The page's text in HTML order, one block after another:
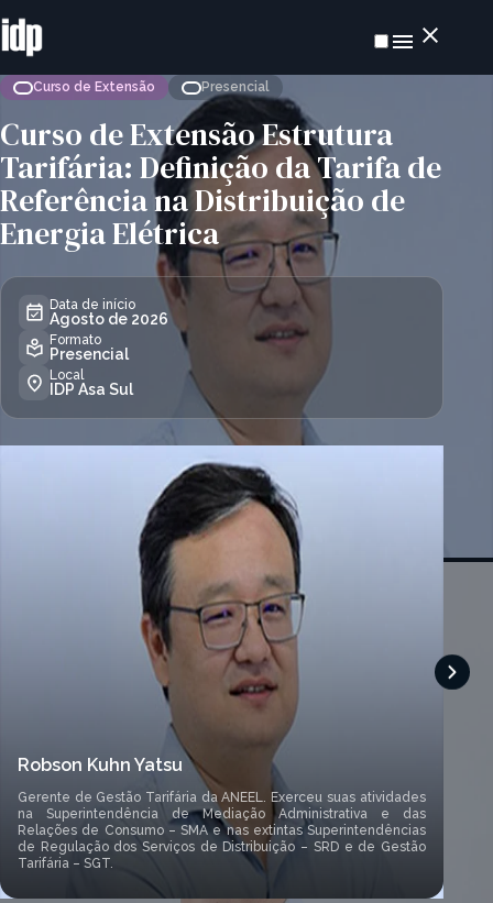
Curso de Extensão Presencial
Curso de Extensão Estrutura
Tarifária: Definição da Tarifa de
Referência na Distribuição de
Energia Elétrica
Data de início
Agosto de 2026
Formato
Presencial
Local
IDP Asa Sul
Robson Kuhn Yatsu
Gerente de Gestão Tarifária da ANEEL. Exerceu suas atividades
na Superintendência de Mediação Administrativa e das
Relações de Consumo – SMA e nas extintas Superintendências
de Regulação dos Serviços de Distribuição – SRD e de Gestão
Tarifária – SGT.